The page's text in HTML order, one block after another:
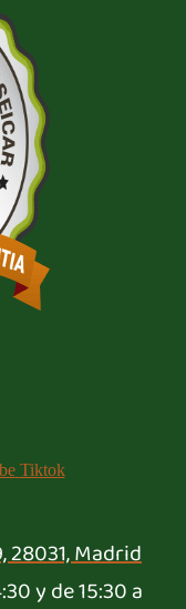
Tiktok
28031, Madrid
y de 15:30 a